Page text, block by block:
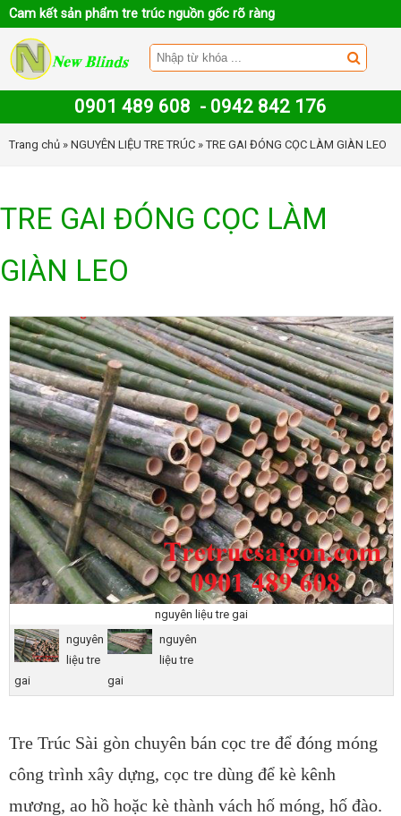
Cam kết sản phẩm tre trúc nguồn gốc rõ ràng
0901 489 608 - 0942 842 176
Trang chủ » NGUYÊN LIỆU TRE TRÚC » TRE GAI ĐÓNG CỌC LÀM GIÀN LEO
TRE GAI ĐÓNG CỌC LÀM
GIÀN LEO
nguyên liệu tre gai
nguyên
liệu tre
gai
nguyên
liệu tre
gai
Tre Trúc Sài gòn chuyên bán cọc tre để đóng móng
công trình xây dựng, cọc tre dùng để kè kênh
mương, ao hồ hoặc kè thành vách hố móng, hố đào.